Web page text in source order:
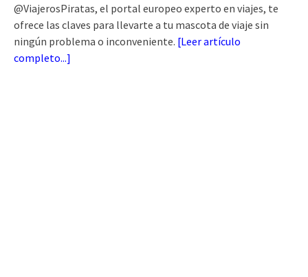
@ViajerosPiratas, el portal europeo experto en viajes, te
ofrece las claves para llevarte a tu mascota de viaje sin
ningún problema o inconveniente. [Leer artículo
completo...]